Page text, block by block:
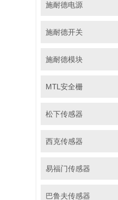
施耐德电源
施耐德开关
施耐德模块
MTL安全栅
松下传感器
西克传感器
易福门传感器
巴鲁夫传感器